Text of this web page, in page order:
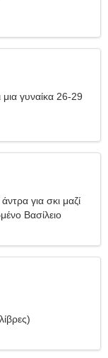
μια γυναίκα 26-29
για σκι μαζί
Βασίλειο